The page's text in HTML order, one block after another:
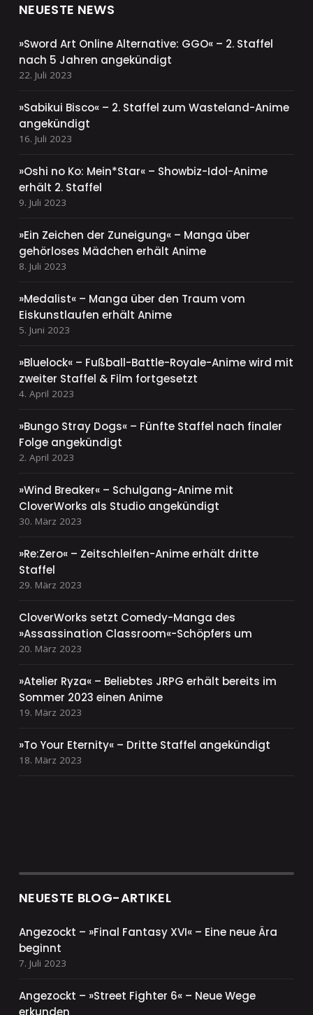
NEUESTE NEWS
»Sword Art Online Alternative: GGO« – 2. Staffel
nach 5 Jahren angekündigt
22. Juli 2023
»Sabikui Bisco« – 2. Staffel zum Wasteland-Anime
angekündigt
16. Juli 2023
»Oshi no Ko: Mein*Star« – Showbiz-Idol-Anime
erhält 2. Staffel
9. Juli 2023
»Ein Zeichen der Zuneigung« – Manga über
gehörloses Mädchen erhält Anime
8. Juli 2023
»Medalist« – Manga über den Traum vom
Eiskunstlaufen erhält Anime
5. Juni 2023
»Bluelock« – Fußball-Battle-Royale-Anime wird mit
zweiter Staffel & Film fortgesetzt
4. April 2023
»Bungo Stray Dogs« – Fünfte Staffel nach finaler
Folge angekündigt
2. April 2023
»Wind Breaker« – Schulgang-Anime mit
CloverWorks als Studio angekündigt
30. März 2023
»Re:Zero« – Zeitschleifen-Anime erhält dritte
Staffel
29. März 2023
CloverWorks setzt Comedy-Manga des
»Assassination Classroom«-Schöpfers um
20. März 2023
»Atelier Ryza« – Beliebtes JRPG erhält bereits im
Sommer 2023 einen Anime
19. März 2023
»To Your Eternity« – Dritte Staffel angekündigt
18. März 2023
NEUESTE BLOG-ARTIKEL
Angezockt – »Final Fantasy XVI« – Eine neue Ära
beginnt
7. Juli 2023
Angezockt – »Street Fighter 6« – Neue Wege
erkunden